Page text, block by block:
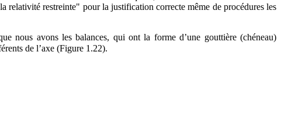
relativité restreinte" pour la justification correcte même de procédures les
nous avons les balances, qui ont la forme d’une gouttière (chéneau)
de l’axe (Figure 1.22).